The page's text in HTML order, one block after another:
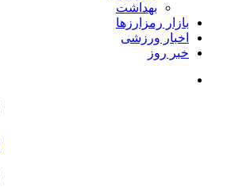
بهداشت
بازار رمزارزها
اخبار ورزشی
خبر روز